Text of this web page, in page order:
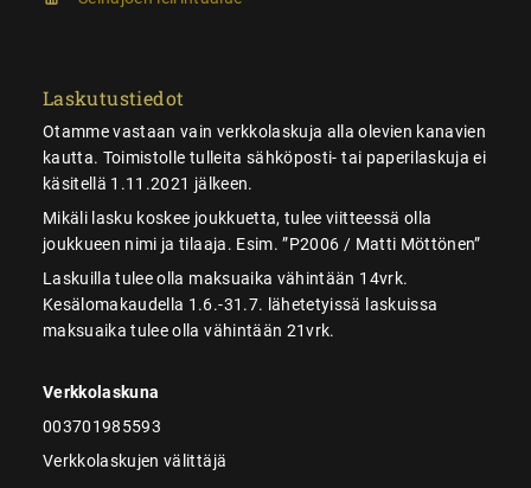
Laskutustiedot
Otamme vastaan vain verkkolaskuja alla olevien kanavien
kautta. Toimistolle tulleita sähköposti- tai paperilaskuja ei
käsitellä 1.11.2021 jälkeen.
Mikäli lasku koskee joukkuetta, tulee viitteessä olla
joukkueen nimi ja tilaaja. Esim. ”P2006 / Matti Möttönen”
Laskuilla tulee olla maksuaika vähintään 14vrk.
Kesälomakaudella 1.6.-31.7. lähetetyissä laskuissa
maksuaika tulee olla vähintään 21vrk.
Verkkolaskuna
003701985593
Verkkolaskujen välittäjä